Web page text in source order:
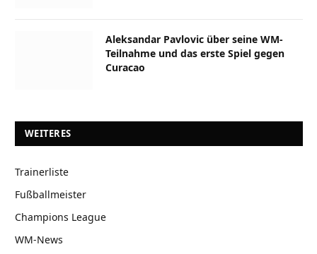
Aleksandar Pavlovic über seine WM-
Teilnahme und das erste Spiel gegen
Curacao
WEITERES
Trainerliste
Fußballmeister
Champions League
WM-News